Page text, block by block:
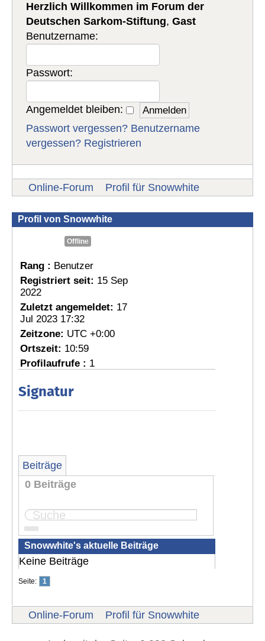
Herzlich Willkommen im Forum der
Deutschen Sarkom-Stiftung,Gast
Benutzername:
Passwort:
Angemeldet bleiben:
Passwort vergessen? Benutzername
vergessen? Registrieren
Online-Forum Profil für Snowwhite
Profil von Snowwhite
Offline
Rang : Benutzer
Registriert seit: 15 Sep
2022
Zuletzt angemeldet: 17
Jul 2023 17:32
Zeitzone: UTC +0:00
Ortszeit: 10:59
Profilaufrufe : 1
Signatur
Beiträge
0 Beiträge
Seite:
Snowwhite's aktuelle Beiträge
Keine Beiträge
Seite: 1
Online-Forum Profil für Snowwhite